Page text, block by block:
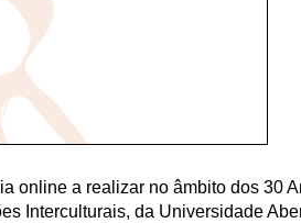
online a realizar no âmbito dos 30
Interculturais, da Universidade